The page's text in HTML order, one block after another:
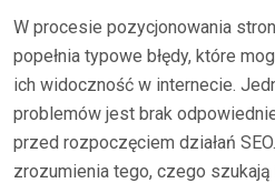
W procesie pozycjonowania
popełnia typowe błędy, które
ich widoczność w internecie.
problemów jest brak
przed rozpoczęciem działań
zrozumienia tego, czego szukają